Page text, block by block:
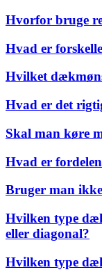
Hvorfor bruge
Hvad er
Hvilket
Hvad er det
Skal man køre
Hvad er
Bruger man
Hvilken type
eller diagonal?
Hvilken type